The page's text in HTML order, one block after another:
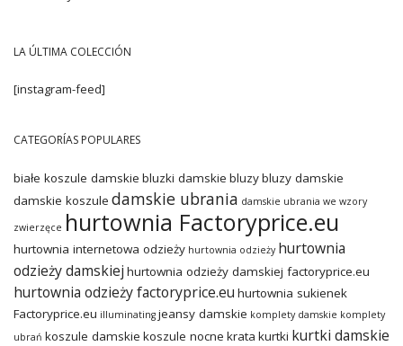
LA ÚLTIMA COLECCIÓN
[instagram-feed]
CATEGORÍAS POPULARES
białe koszule damskie bluzki damskie bluzybluzy damskie
damskie koszule damskie ubrania damskie ubrania we wzory
zwierzęce hurtownia Factoryprice.eu
hurtownia internetowa odzieży hurtownia odzieży hurtownia
odzieży damskiej hurtownia odzieży damskiej factoryprice.eu
hurtownia odzieży factoryprice.eu hurtownia sukienek
Factoryprice.eu illuminating jeansy damskie komplety damskie komplety
ubrań koszule damskie koszule nocne krata kurtki kurtki damskie